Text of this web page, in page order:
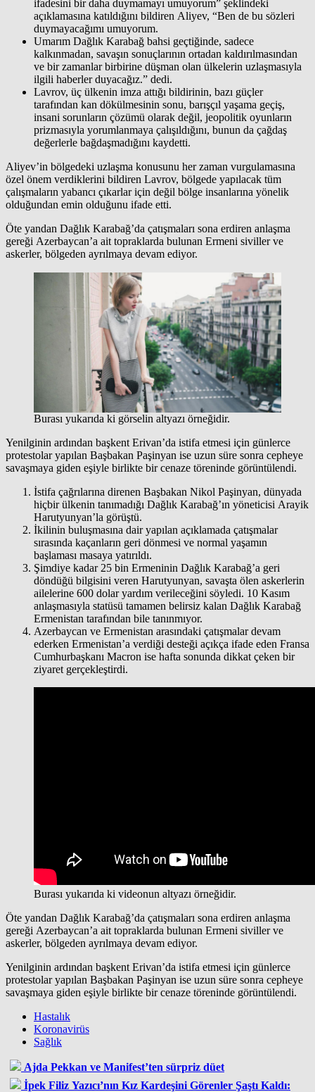
ifadesini bir daha duymamayı umuyorum” şeklindeki
açıklamasına katıldığını bildiren Aliyev, “Ben de bu sözleri
duymayacağımı umuyorum.
Umarım Dağlık Karabağ bahsi geçtiğinde, sadece
kalkınmadan, savaşın sonuçlarının ortadan kaldırılmasından
ve bir zamanlar birbirine düşman olan ülkelerin uzlaşmasıyla
ilgili haberler duyacağız.” dedi.
Lavrov, üç ülkenin imza attığı bildirinin, bazı güçler
tarafından kan dökülmesinin sonu, barışçıl yaşama geçiş,
insani sorunların çözümü olarak değil, jeopolitik oyunların
prizmasıyla yorumlanmaya çalışıldığını, bunun da çağdaş
değerlerle bağdaşmadığını kaydetti.
Aliyev’in bölgedeki uzlaşma konusunu her zaman vurgulamasına
özel önem verdiklerini bildiren Lavrov, bölgede yapılacak tüm
çalışmaların yabancı çıkarlar için değil bölge insanlarına yönelik
olduğundan emin olduğunu ifade etti.
Öte yandan Dağlık Karabağ’da çatışmaları sona erdiren anlaşma
gereği Azerbaycan’a ait topraklarda bulunan Ermeni siviller ve
askerler, bölgeden ayrılmaya devam ediyor.
Burası yukarıda ki görselin altyazı örneğidir.
Yenilginin ardından başkent Erivan’da istifa etmesi için günlerce
protestolar yapılan Başbakan Paşinyan ise uzun süre sonra cepheye
savaşmaya giden eşiyle birlikte bir cenaze töreninde görüntülendi.
İstifa çağrılarına direnen Başbakan Nikol Paşinyan, dünyada
hiçbir ülkenin tanımadığı Dağlık Karabağ’ın yöneticisi Arayik
Harutyunyan’la görüştü.
İkilinin buluşmasına dair yapılan açıklamada çatışmalar
sırasında kaçanların geri dönmesi ve normal yaşamın
başlaması masaya yatırıldı.
Şimdiye kadar 25 bin Ermeninin Dağlık Karabağ’a geri
döndüğü bilgisini veren Harutyunyan, savaşta ölen askerlerin
ailelerine 600 dolar yardım verileceğini söyledi. 10 Kasım
anlaşmasıyla statüsü tamamen belirsiz kalan Dağlık Karabağ
Ermenistan tarafından bile tanınmıyor.
Azerbaycan ve Ermenistan arasındaki çatışmalar devam
ederken Ermenistan’a verdiği desteği açıkça ifade eden Fransa
Cumhurbaşkanı Macron ise hafta sonunda dikkat çeken bir
ziyaret gerçekleştirdi.
Burası yukarıda ki videonun altyazı örneğidir.
Öte yandan Dağlık Karabağ’da çatışmaları sona erdiren anlaşma
gereği Azerbaycan’a ait topraklarda bulunan Ermeni siviller ve
askerler, bölgeden ayrılmaya devam ediyor.
Yenilginin ardından başkent Erivan’da istifa etmesi için günlerce
protestolar yapılan Başbakan Paşinyan ise uzun süre sonra cepheye
savaşmaya giden eşiyle birlikte bir cenaze töreninde görüntülendi.
Hastalık
Koronavirüs
Sağlık
Ajda Pekkan ve Manifest’ten sürpriz düet
İpek Filiz Yazıcı’nın Kız Kardeşini Görenler Şaştı Kaldı: